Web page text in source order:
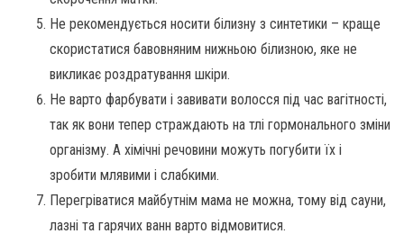
Не рекомендується носити білизну з синтетики – краще
скористатися бавовняним нижньою білизною, яке не
викликає роздратування шкіри.
Не варто фарбувати і завивати волосся під час вагітності,
так як вони тепер страждають на тлі гормонального зміни
організму. А хімічні речовини можуть погубити їх і
зробити млявими і слабкими.
Перегріватися майбутнім мама не можна, тому від сауни,
лазні та гарячих ванн варто відмовитися.